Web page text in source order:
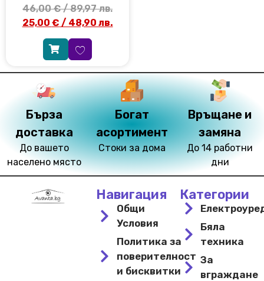
46,00€/ 89,97 лв.
25,00 € / 48,90 лв.
Бърза
доставка
До вашето
населено място
Богат
асортимент
Стоки за дома
Връщане и
замяна
До 14 работни
дни
Навигация
Общи
Условия
Политика за
поверителност
и бисквитки
Категории
Бяла
техника
За
вграждане